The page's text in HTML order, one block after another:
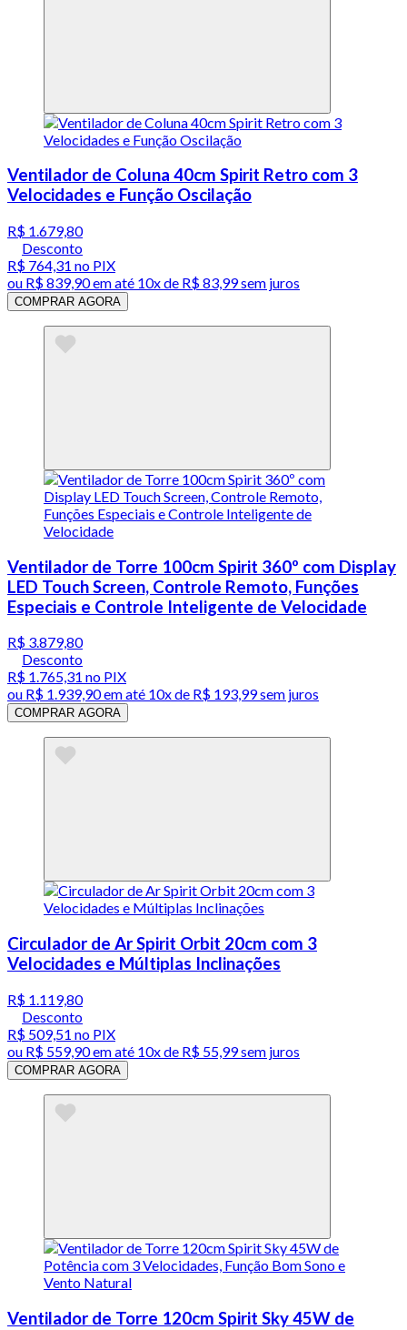
Ventilador de Coluna 40cm Spirit Retro com 3
Velocidades e Função Oscilação
R$ 1.679,80
Desconto
R$ 764,31 no PIX
ou R$ 839,90em até 10x de R$ 83,99 sem juros
COMPRAR AGORA
Ventilador de Torre 100cm Spirit 360º com Display
LED Touch Screen, Controle Remoto, Funções
Especiais e Controle Inteligente de Velocidade
R$ 3.879,80
Desconto
R$ 1.765,31 no PIX
ou R$ 1.939,90em até 10x de R$ 193,99 sem juros
COMPRAR AGORA
Circulador de Ar Spirit Orbit 20cm com 3
Velocidades e Múltiplas Inclinações
R$ 1.119,80
Desconto
R$ 509,51 no PIX
ou R$ 559,90em até 10x de R$ 55,99 sem juros
COMPRAR AGORA
Ventilador de Torre 120cm Spirit Sky 45W de